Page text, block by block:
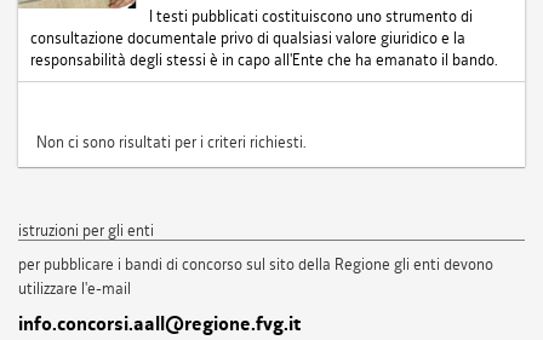
I testi pubblicati costituiscono uno strumento di
consultazione documentale privo di qualsiasi valore giuridico e la
responsabilità degli stessi è in capo all'Ente che ha emanato il bando.
Non ci sono risultati per i criteri richiesti.
istruzioni per gli enti
per pubblicare i bandi di concorso sul sito della Regione gli enti devono
utilizzare l'e-mail
info.concorsi.aall@regione.fvg.it